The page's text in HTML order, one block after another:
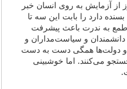
از آزمایش به روی انسان خبر
دارد را بابت این سه تا
طمع به ندرت باعث پیشرفت
و سیاست‌مداران و
و دولت‌ها همگی دست به دست
می‌کنند. اما خوشبینی